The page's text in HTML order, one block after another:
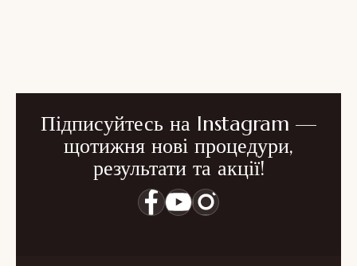
Підписуйтесь на Instagram —
щотижня нові процедури,
результати та акції!